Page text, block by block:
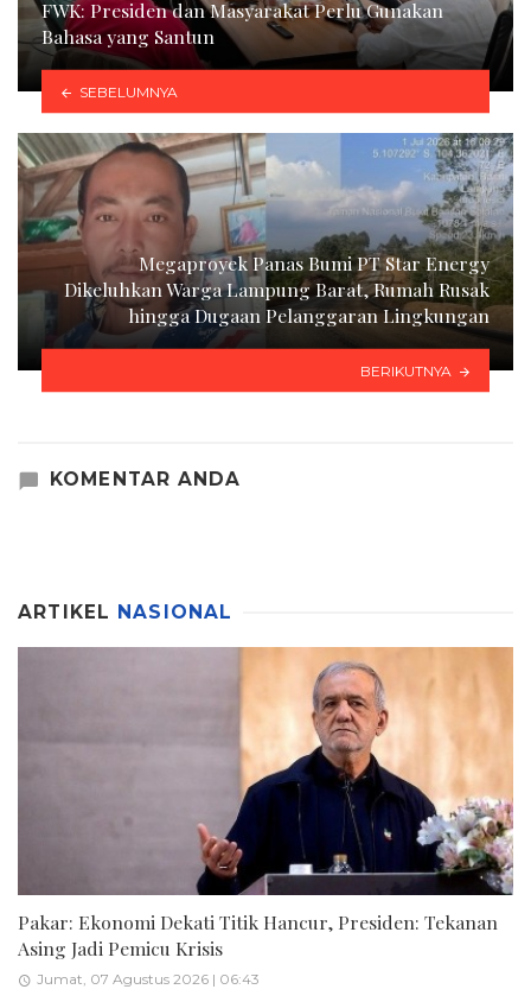
FWK: Presiden dan Masyarakat Perlu Gunakan
Bahasa yang Santun
SEBELUMNYA
Megaproyek Panas Bumi PT Star Energy
Dikeluhkan Warga Lampung Barat, Rumah Rusak
hingga Dugaan Pelanggaran Lingkungan
BERIKUTNYA
KOMENTAR ANDA
ARTIKEL NASIONAL
Pakar: Ekonomi Dekati Titik Hancur, Presiden: Tekanan
Asing Jadi Pemicu Krisis
Jumat, 07 Agustus 2026 | 06:43